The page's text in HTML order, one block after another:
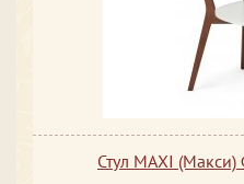
Стул MAXI